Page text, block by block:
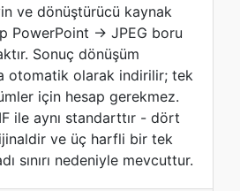
ve dönüştürücü kaynak
PowerPoint → JPEG boru
Sonuç dönüşüm
otomatik olarak indirilir; tek
için hesap gerekmez.
ile aynı standarttır - dört
ve üç harfli bir tek
sınırı nedeniyle mevcuttur.